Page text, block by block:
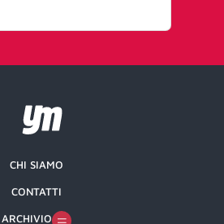
CHI SIAMO
CONTATTI
ARCHIVIO